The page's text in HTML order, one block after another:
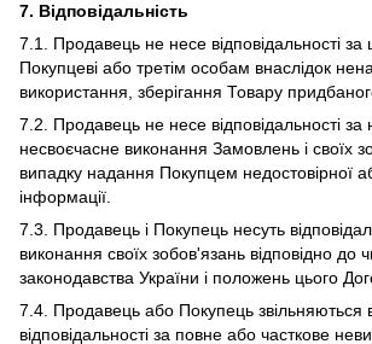
7. Відповідальність
7.1. Продавець не несе відповідальності за
Покупцеві або третім особам внаслідок
використання, зберігання Товару
7.2. Продавець не несе відповідальності за
несвоєчасне виконання Замовлень і своїх
випадку надання Покупцем недостовірної
інформації.
7.3. Продавець і Покупець несуть
виконання своїх зобов'язань відповідно до
законодавства України і положень цього
7.4. Продавець або Покупець звільняються
відповідальності за повне або часткове